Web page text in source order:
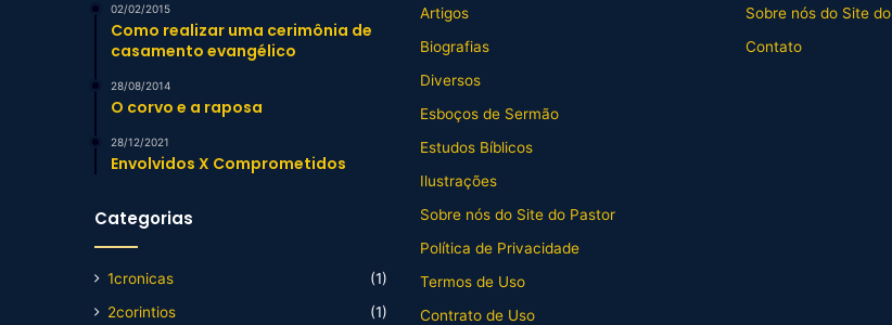
02/02/2015
Como realizar uma cerimônia de
casamento evangélico
28/08/2014
O corvo e a raposa
28/12/2021
Envolvidos X Comprometidos
Categorias
1cronicas
(1)
2corintios
(1)
Artigos
Biografias
Diversos
Esboços de Sermão
Estudos Bíblicos
Ilustrações
Sobre nós do Site do Pastor
Política de Privacidade
Termos de Uso
Contrato de Uso
Sobre nós do Site
Contato